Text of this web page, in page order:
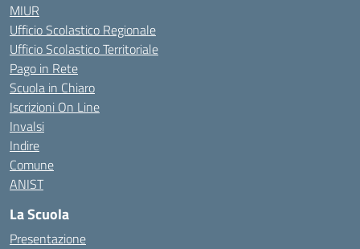
MIUR
Ufficio Scolastico Regionale
Ufficio Scolastico Territoriale
Pago in Rete
Scuola in Chiaro
Iscrizioni On Line
Invalsi
Indire
Comune
ANIST
La Scuola
Presentazione